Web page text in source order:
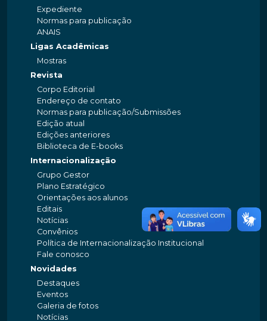
Expediente
Normas para publicação
ANAIS
Ligas Acadêmicas
Mostras
Revista
Corpo Editorial
Endereço de contato
Normas para publicação/Submissões
Edição atual
Edições anteriores
Biblioteca de E-books
Internacionalização
Grupo Gestor
Plano Estratégico
Orientações aos alunos
Editais
Notícias
Convênios
Política de Internacionalização Institucional
Fale conosco
Novidades
Destaques
Eventos
Galeria de fotos
Notícias